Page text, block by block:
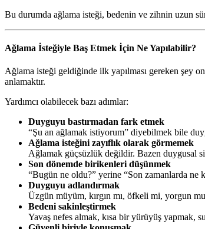
Bu durumda ağlama isteği, bedenin ve zihnin uzun
Ağlama İsteğiyle Baş Etmek İçin Ne Yapılabilir?
Ağlama isteği geldiğinde ilk yapılması gereken şey
anlamaktır.
Yardımcı olabilecek bazı adımlar:
Duyguyu bastırmadan fark etmek
“Şu an ağlamak istiyorum” diyebilmek bile
Ağlama isteğini zayıflık olarak görmemek
Ağlamak güçsüzlük değildir. Bazen duygusal
Son dönemde birikenleri düşünmek
“Bugün ne oldu?” yerine “Son zamanlarda ne
Duyguyu adlandırmak
Üzgün müyüm, kırgın mı, öfkeli mi, yorgun
Bedeni sakinleştirmek
Yavaş nefes almak, kısa bir yürüyüş yapmak,